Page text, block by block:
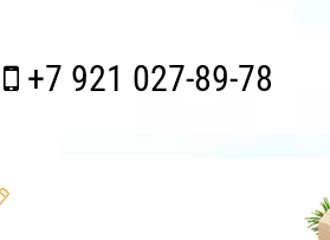
+7 921 027-89-78